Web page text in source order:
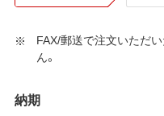
FAX/郵送で注文いただ
ん。
納期